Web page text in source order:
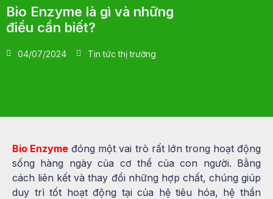
Bio Enzyme là gì và những
điều cần biết?
04/07/2024 Tin tức thị trường
Bio Enzyme đóng một vai trò rất lớn trong hoạt động
sống hàng ngày của cơ thể của con người. Bằng
cách liên kết và thay đổi những hợp chất, chúng giúp
duy trì tốt hoạt động tại của hệ tiêu hóa, hệ thần